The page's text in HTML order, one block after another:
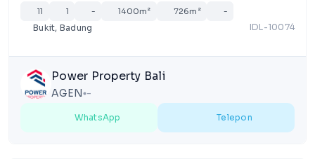
11 1 - 1400m² 726m² -
Bukit, Badung IDL-10074
Power Property Bali
AGEN lens -
WhatsApp Telepon